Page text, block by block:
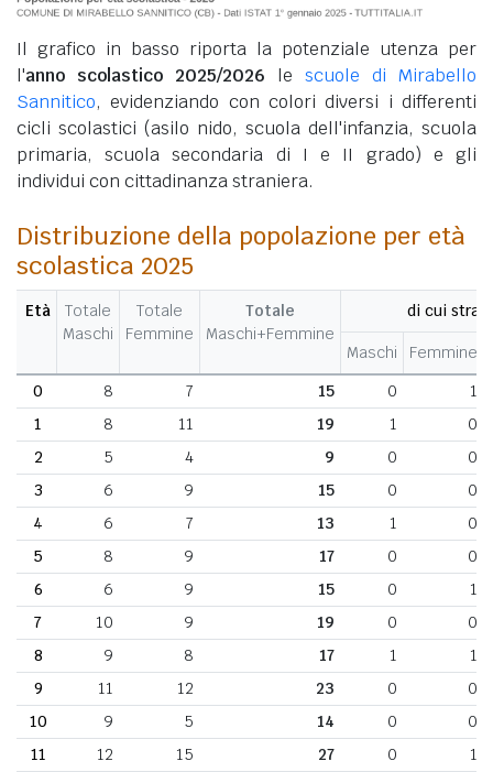
Il grafico in basso riporta la potenziale utenza per
l'anno scolastico 2025/2026 le scuole di Mirabello
Sannitico, evidenziando con colori diversi i differenti
cicli scolastici (asilo nido, scuola dell'infanzia, scuola
primaria, scuola secondaria di I e II grado) e gli
individui con cittadinanza straniera.
Distribuzione della popolazione per età
scolastica 2025
Età
Totale
Maschi
Totale
Femmine
Totale
Maschi+Femmine
di cui
Maschi Femmine
0
8 7 15 0
1
1
8 11 19 1
0
2
5 4 9 0
0
3
6 9 15 0
0
4
6 7 13 1
0
5
8 9 17 0
0
6
6 9 15 0
1
7
10 9 19 0
0
8
9 8 17 1
1
9
11 12 23 0
0
10
9 5 14 0
0
11
12 15 27 0
1